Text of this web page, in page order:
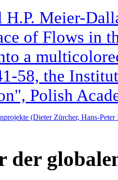
Meier-
of Flows in
a
58, the
Polish
(Dieter Zürcher, Hans-
der